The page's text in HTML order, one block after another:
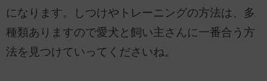
になります。しつけやトレーニングの方法は、多
種類ありますので愛犬と飼い主さんに一番合う方
法を見つけていってくださいね。